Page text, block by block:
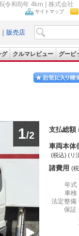
令和8)年 4km | 株式会
サイトマップ
｜ 販売店
グ クルマレビュー グーピ
1/2
支払総額
車両本体
(税込) (リ
諸費用 (
年式
車検
法定整備
保証